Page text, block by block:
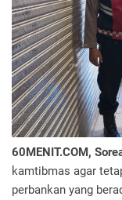
60MENIT.COM,
kamtibmas agar
perbankan yang